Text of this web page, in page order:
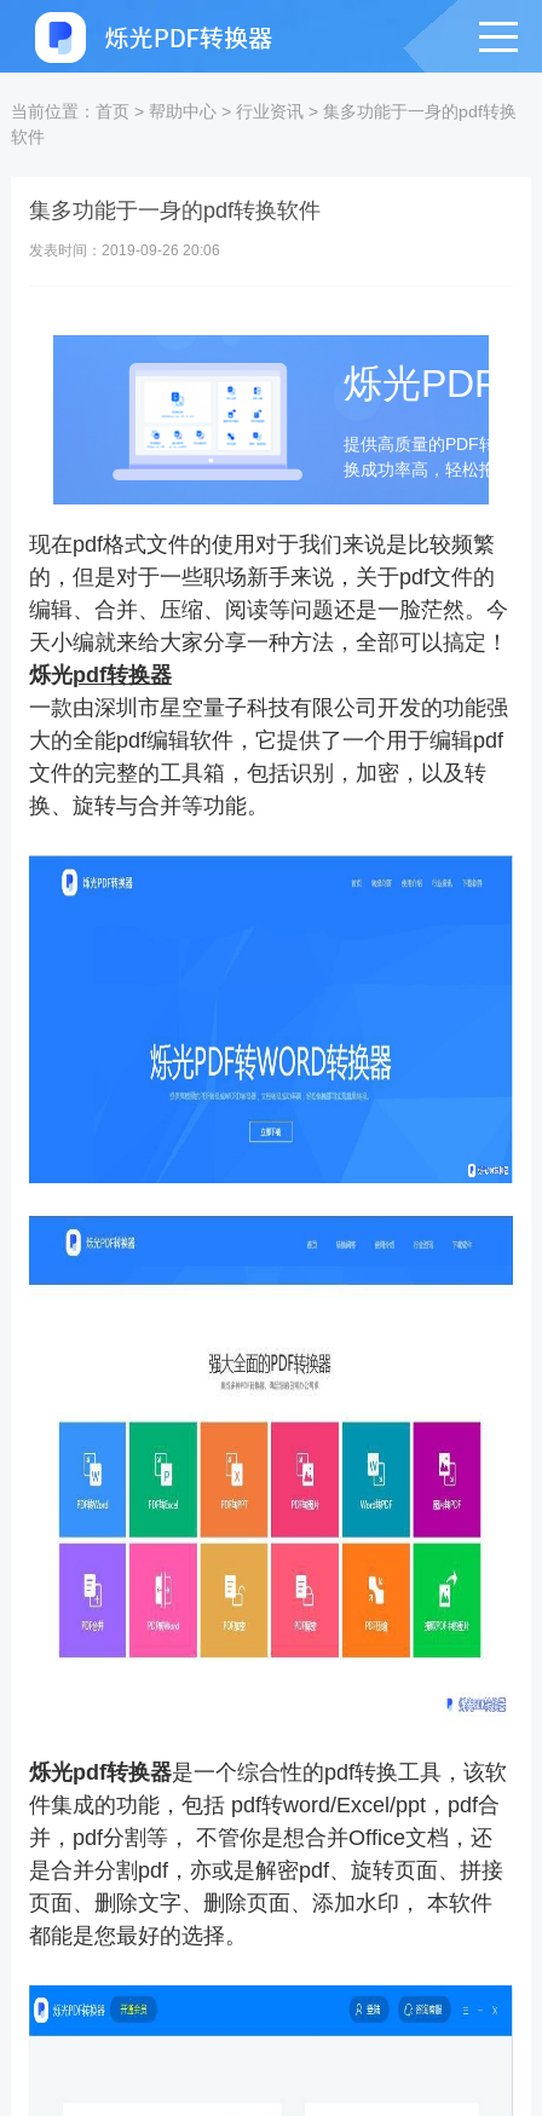
当前位置： 首页> 帮助中心> 行业资讯> 集多功能于一身的pdf转换
软件
集多功能于一身的pdf转换软件
发表时间：2019-09-26 20:06
烁光PDF
提供高质量的PDF转换成
换成功率高，轻松拖拽即
现在pdf格式文件的使用对于我们来说是比较频繁
的，但是对于一些职场新手来说，关于pdf文件的
编辑、合并、压缩、阅读等问题还是一脸茫然。今
天小编就来给大家分享一种方法，全部可以搞定！
烁光pdf转换器
一款由深圳市星空量子科技有限公司开发的功能强
大的全能pdf编辑软件，它提供了一个用于编辑pdf
文件的完整的工具箱，包括识别，加密，以及转
换、旋转与合并等功能。
烁光pdf转换器是一个综合性的pdf转换工具，该软
件集成的功能，包括 pdf转word/Excel/ppt，pdf合
并，pdf分割等， 不管你是想合并Office文档，还
是合并分割pdf，亦或是解密pdf、旋转页面、拼接
页面、删除文字、删除页面、添加水印， 本软件
都能是您最好的选择。